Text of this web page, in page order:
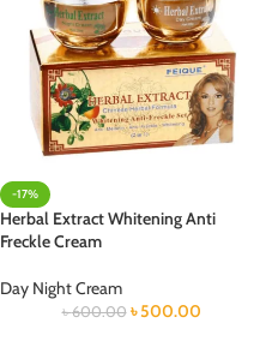
-17%
Herbal Extract Whitening Anti
Freckle Cream
Day Night Cream
৳600.00 ৳500.00